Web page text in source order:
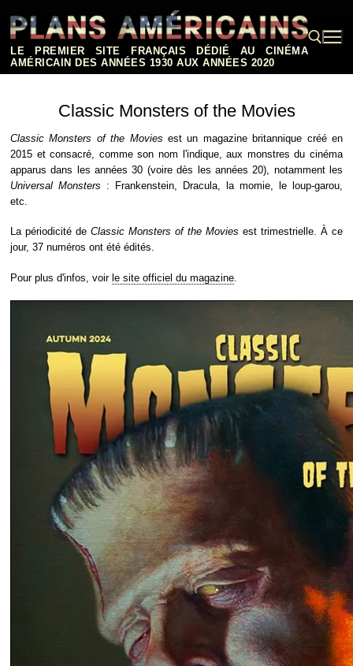
contenu
LE PREMIER SITE FRANÇAIS DÉDIÉ AU CINÉMA
AMÉRICAIN DES ANNÉES 1930 AUX ANNÉES 2020
Classic Monsters of the Movies
Classic Monsters of the Movies est un magazine britannique créé en
2015 et consacré, comme son nom l'indique, aux monstres du cinéma
apparus dans les années 30 (voire dès les années 20), notamment les
Universal Monsters : Frankenstein, Dracula, la momie, le loup-garou,
etc.
La périodicité de Classic Monsters of the Movies est trimestrielle. À ce
jour, 37 numéros ont été édités.
Pour plus d'infos, voir le site officiel du magazine